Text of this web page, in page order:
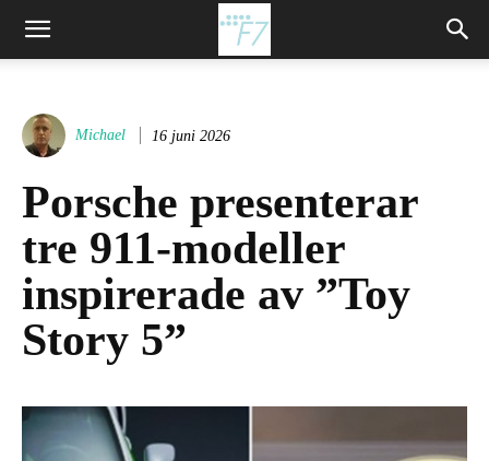
Michael 16 juni 2026
Porsche presenterar
tre 911-modeller
inspirerade av ”Toy
Story 5”